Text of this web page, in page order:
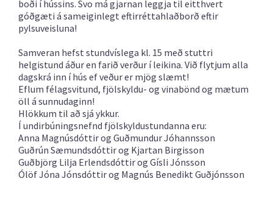
boði í hússins. Svo má gjarnan leggja til eitthvert
góðgæti á sameiginlegt eftirréttahlaðborð eftir
pylsuveisluna!
Samveran hefst stundvíslega kl. 15 með stuttri
helgistund áður en farið verður í leikina. Við flytjum alla
dagskrá inn í hús ef veður er mjög slæmt!
Eflum félagsvitund, fjölskyldu- og vinabönd og mætum
öll á sunnudaginn!
Hlökkum til að sjá ykkur.
Í undirbúningsnefnd fjölskyldustundanna eru:
Anna Magnúsdóttir og Guðmundur Jóhannsson
Guðrún Sæmundsdóttir og Kjartan Birgisson
Guðbjörg Lilja Erlendsdóttir og Gísli Jónsson
Ólöf Jóna Jónsdóttir og Magnús Benedikt Guðjónsson